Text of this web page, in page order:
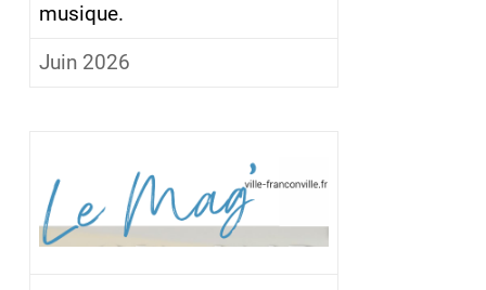
musique.
Juin 2026